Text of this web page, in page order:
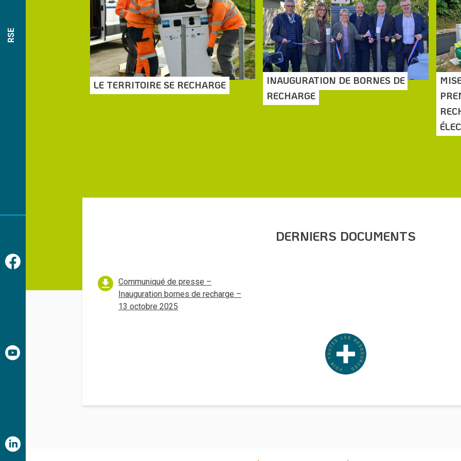
RSE
LE TERRITOIRE SE RECHARGE
INAUGURATION DE BORNES DE
RECHARGE
DERNIERS DOCUMENTS
Communiqué de presse –
Inauguration bornes de recharge –
13 octobre 2025